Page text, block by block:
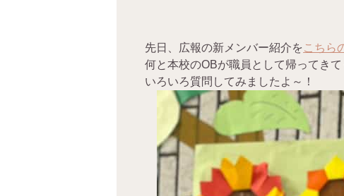
先日、広報の新メンバー紹介を こちら
何と本校のOBが職員として帰ってきて
いろいろ質問してみましたよ～！